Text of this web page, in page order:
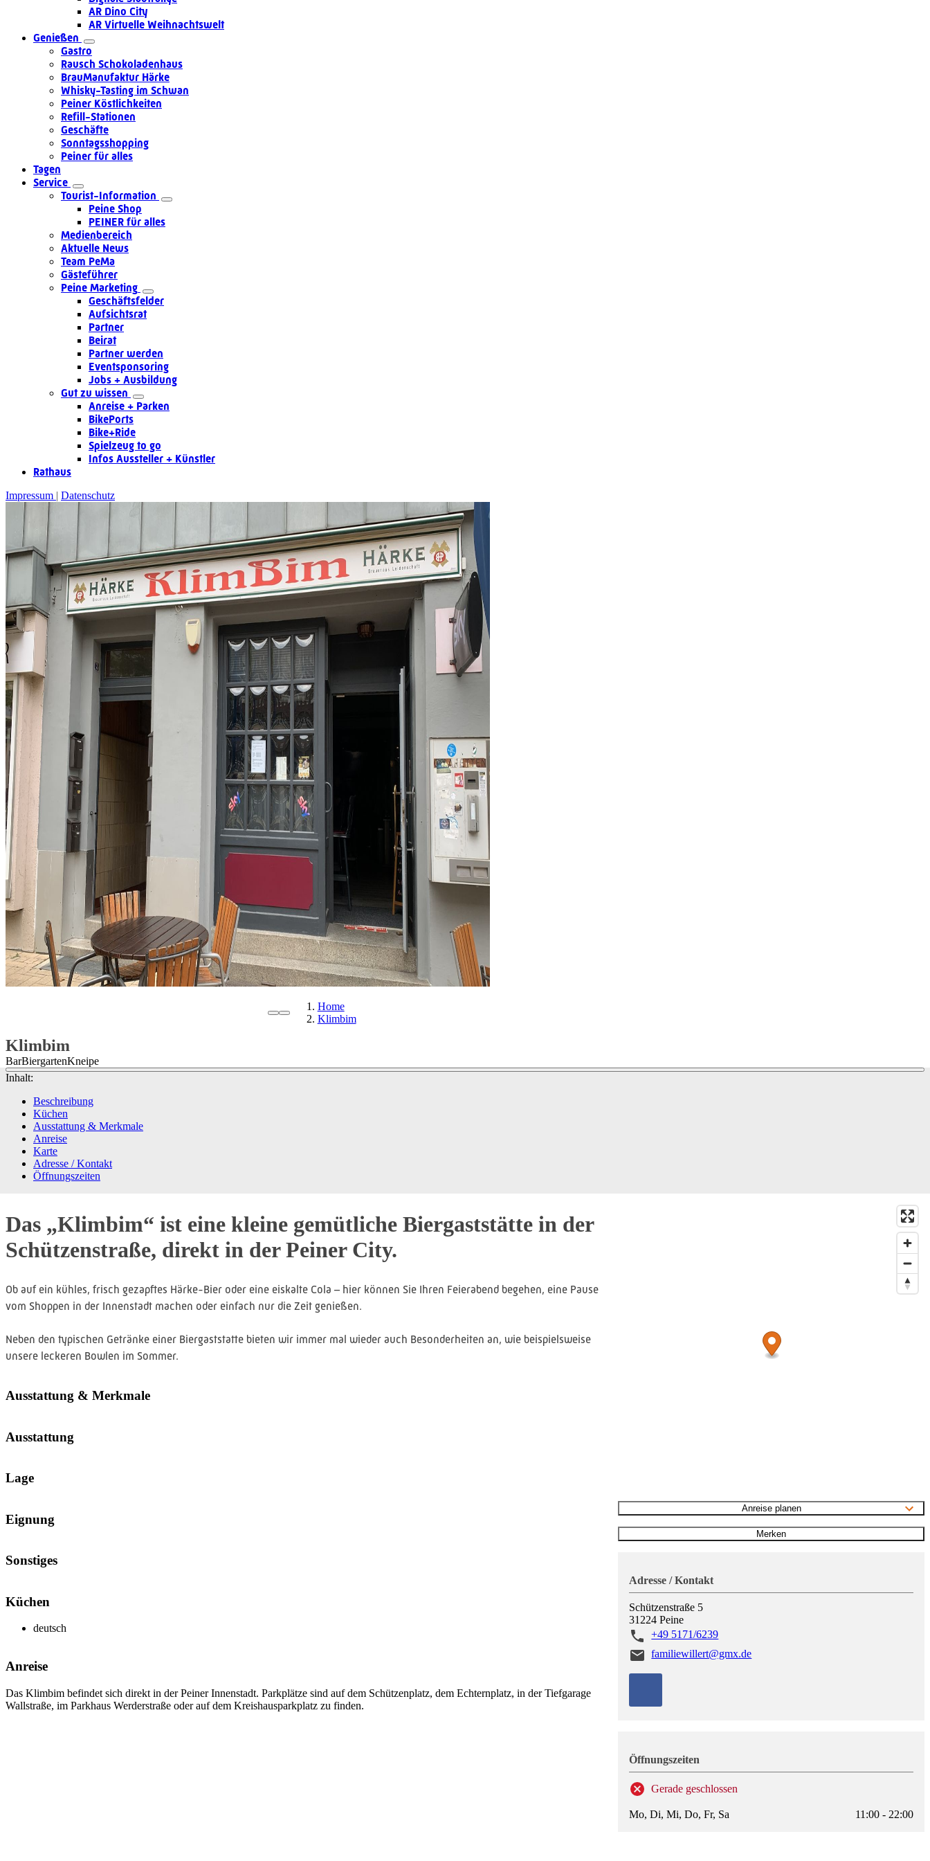
AR Dino City
AR Virtuelle Weihnachtswelt
Genießen
Gastro
Rausch Schokoladenhaus
BrauManufaktur Härke
Whisky-Tasting im Schwan
Peiner Köstlichkeiten
Refill-Stationen
Geschäfte
Sonntagsshopping
Peiner für alles
Tagen
Service
Tourist-Information
Peine Shop
PEINER für alles
Medienbereich
Aktuelle News
Team PeMa
Gästeführer
Peine Marketing
Geschäftsfelder
Aufsichtsrat
Partner
Beirat
Partner werden
Eventsponsoring
Jobs + Ausbildung
Gut zu wissen
Anreise + Parken
BikePorts
Bike+Ride
Spielzeug to go
Infos Aussteller + Künstler
Rathaus
Impressum Datenschutz
Home
Klimbim
Klimbim
BarBiergartenKneipe
Inhalt:
Beschreibung
Küchen
Ausstattung & Merkmale
Anreise
Karte
Adresse / Kontakt
Öffnungszeiten
Das „Klimbim“ ist eine kleine gemütliche Biergaststätte in der
Schützenstraße, direkt in der Peiner City.
Ob auf ein kühles, frisch gezapftes Härke-Bier oder eine eiskalte Cola – hier können Sie Ihren Feierabend begehen, eine Pause
vom Shoppen in der Innenstadt machen oder einfach nur die Zeit genießen.
Neben den typischen Getränke einer Biergaststatte bieten wir immer mal wieder auch Besonderheiten an, wie beispielsweise
unsere leckeren Bowlen im Sommer.
Ausstattung & Merkmale
Ausstattung
Lage
Eignung
Sonstiges
Küchen
deutsch
Anreise
Das Klimbim befindet sich direkt in der Peiner Innenstadt. Parkplätze sind auf dem Schützenplatz, dem Echternplatz, in der Tiefgarage
Wallstraße, im Parkhaus Werderstraße oder auf dem Kreishausparkplatz zu finden.
Adresse / Kontakt
Schützenstraße 5
31224 Peine
+49 5171/6239
familiewillert@gmx.de
Öffnungszeiten
Gerade geschlossen
Mo, Di, Mi, Do, Fr, Sa 11:00 - 22:00
Anreise planen
Merken